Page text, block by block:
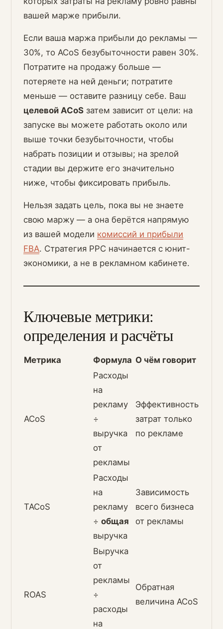
вашей марже прибыли.
Если ваша маржа прибыли до рекламы —
30%, то ACoS безубыточности равен 30%.
Потратите на продажу больше —
потеряете на ней деньги; потратите
меньше — оставите разницу себе. Ваш
целевой ACoS затем зависит от цели: на
запуске вы можете работать около или
выше точки безубыточности, чтобы
набрать позиции и отзывы; на зрелой
стадии вы держите его значительно
ниже, чтобы фиксировать прибыль.
Нельзя задать цель, пока вы не знаете
свою маржу — а она берётся напрямую
из вашей модели комиссий и прибыли
FBA. Стратегия PPC начинается с юнит-
экономики, а не в рекламном кабинете.
Ключевые метрики:
определения и расчёты
Метрика Формула О чём говорит
ACoS
Расходы
на
рекламу
÷
выручка
от
рекламы
Эффективность
затрат только
по рекламе
TACoS
Расходы
на
рекламу
÷общая
выручка
Зависимость
всего бизнеса
от рекламы
ROAS
Выручка
от
рекламы
÷
расходы
на
Обратная
величина ACoS